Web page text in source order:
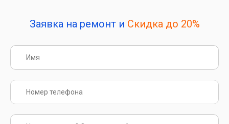
Заявка на ремонт и Скидка до 20%